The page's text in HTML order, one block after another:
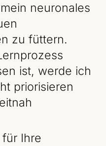
neuronales
zu füttern.
ist, werde ich
priorisieren
Ihre